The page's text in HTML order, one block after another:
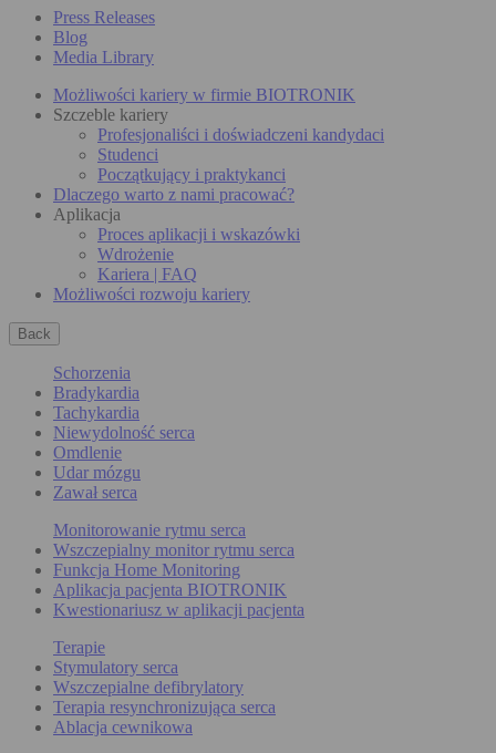
Press Releases
Blog
Media Library
Możliwości kariery w firmie BIOTRONIK
Szczeble kariery
Profesjonaliści i doświadczeni kandydaci
Studenci
Początkujący i praktykanci
Dlaczego warto z nami pracować?
Aplikacja
Proces aplikacji i wskazówki
Wdrożenie
Kariera | FAQ
Możliwości rozwoju kariery
Back
Schorzenia
Bradykardia
Tachykardia
Niewydolność serca
Omdlenie
Udar mózgu
Zawał serca
Monitorowanie rytmu serca
Wszczepialny monitor rytmu serca
Funkcja Home Monitoring
Aplikacja pacjenta BIOTRONIK
Kwestionariusz w aplikacji pacjenta
Terapie
Stymulatory serca
Wszczepialne defibrylatory
Terapia resynchronizująca serca
Ablacja cewnikowa